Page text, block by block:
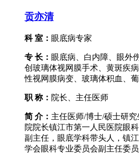
贡亦清
科 室： 眼底病专家
专 长： 眼底病、白内障、眼外
创玻璃体视网膜手术、黄斑疾
性视网膜病变、玻璃体积血、
职 称： 院长、主任医师
简 介： 主任医师/博士/硕士研
院院长镇江市第一人民医院眼
副主任，眼底学科带头人，镇
学会眼科专业委员会副主任委